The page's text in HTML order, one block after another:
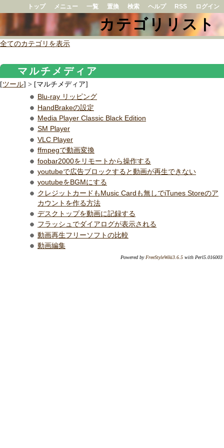
トップ メニュー 一覧 置換 検索 ヘルプ RSS ログイン
カテゴリリスト
全てのカテゴリを表示
マルチメディア
[ツール] > [マルチメディア]
Blu-ray リッピング
HandBrakeの設定
Media Player Classic Black Edition
SM Player
VLC Player
ffmpegで動画変換
foobar2000をリモートから操作する
youtubeで広告ブロックすると動画が再生できない
youtubeをBGMにする
クレジットカードもMusic Cardも無しでiTunes Storeのア
カウントを作る方法
デスクトップを動画に記録する
フラッシュでダイアログが表示される
動画再生フリーソフトの比較
動画編集
Powered byFreeStyleWiki3.6.5 with Perl5.016003